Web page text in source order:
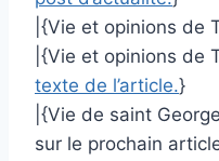
|{Vie et opinions de
|{Vie et opinions de
texte de l’article.}
|{Vie de saint
sur le prochain